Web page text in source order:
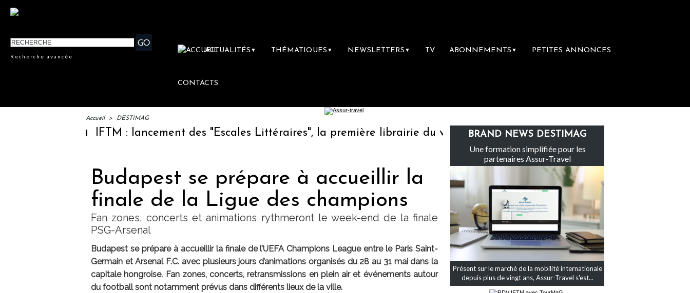
Recherche avancée
ACTUALITÉS ▼ THÉMATIQUES ▼ NEWSLETTERS ▼ TV ABONNEMENTS ▼ PETITES ANNONCES
CONTACTS
Accueil > DESTIMAG
IFTM : lancement des "Escales Littéraires", la première librairie du voyage Le groupe Sainte-Claire rachète Eden
Budapest se prépare à accueillir la
finale de la Ligue des champions
Fan zones, concerts et animations rythmeront le week-end de la finale
PSG-Arsenal
Budapest se prépare à accueillir la finale de l’UEFA Champions League entre le Paris Saint-
Germain et Arsenal F.C. avec plusieurs jours d’animations organisés du 28 au 31 mai dans la
capitale hongroise. Fan zones, concerts, retransmissions en plein air et événements autour
du football sont notamment prévus dans différents lieux de la ville.
BRAND NEWS DESTIMAG
Une formation simplifiée pour les
partenaires Assur-Travel
Présent sur le marché de la mobilité internationale
depuis plus de vingt ans, Assur-Travel s'est...